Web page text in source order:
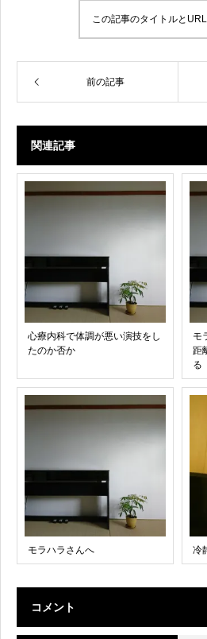
この記事のタイトルと
前の記事
関連記事
心療内科で体調が悪い演技をし
たのか否か
モ
距
る
モラハラさんへ 冷
コメント